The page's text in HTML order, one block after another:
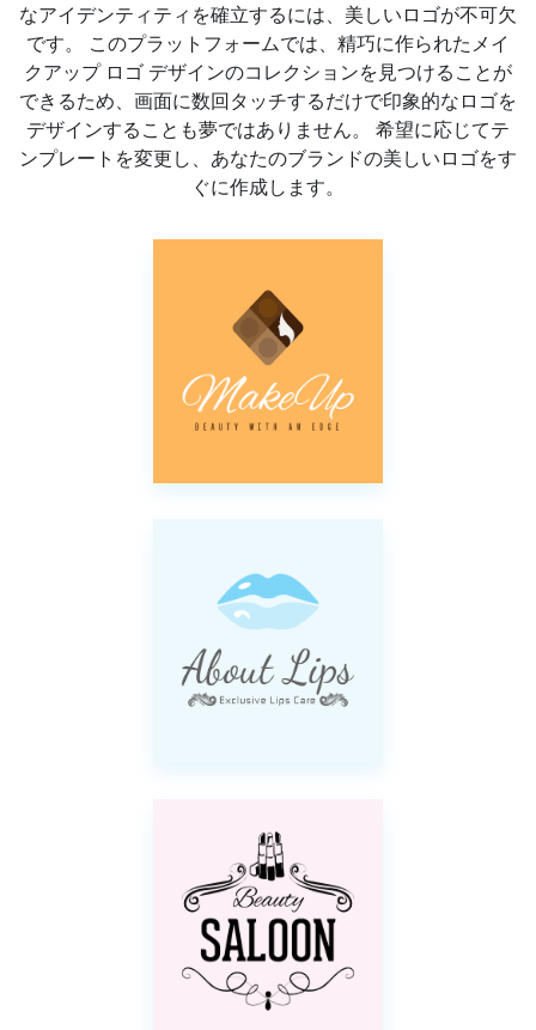
なアイデンティティを確立するには、美しいロゴが不可欠
です。 このプラットフォームでは、精巧に作られたメイ
クアップ ロゴ デザインのコレクションを見つけることが
できるため、画面に数回タッチするだけで印象的なロゴを
デザインすることも夢ではありません。 希望に応じてテ
ンプレートを変更し、あなたのブランドの美しいロゴをす
ぐに作成します。